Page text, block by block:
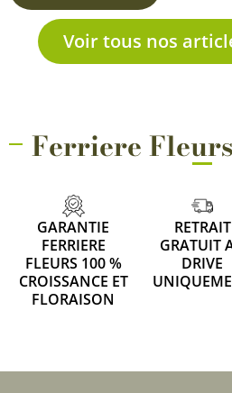
Voir tous nos
Ferriere
GARANTIE
FERRIERE
FLEURS 100 %
CROISSANCE ET
FLORAISON
RETRAIT
GRATUIT
DRIVE